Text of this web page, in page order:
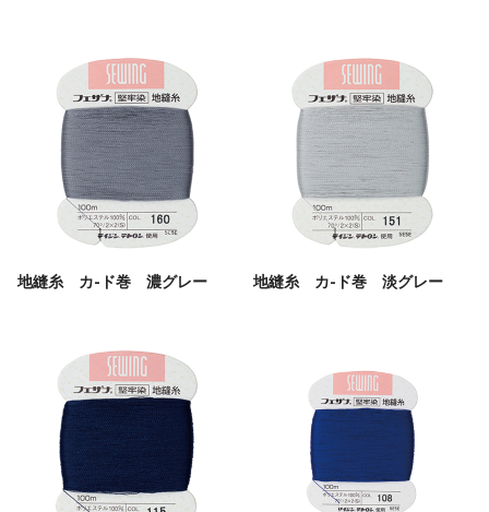
地縫糸 カ-ド巻 濃グレー 地縫糸 カ-ド巻 淡グレー